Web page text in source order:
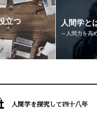
立つ
人間学と
～人間力を高
人間学を探究して四十八年